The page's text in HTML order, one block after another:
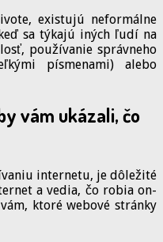
existujú neformálne
sa týkajú iných ľudí na
používanie správneho
písmenami) alebo
vám ukázali, čo
internetu, je dôležité
a vedia, čo robia on-
ktoré webové stránky